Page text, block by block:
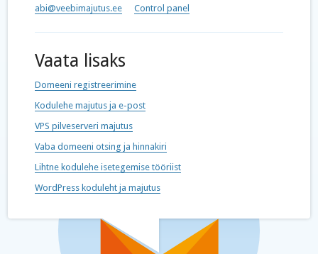
abi@veebimajutus.ee Control panel
Vaata lisaks
Domeeni registreerimine
Kodulehe majutus ja e-post
VPS pilveserveri majutus
Vaba domeeni otsing ja hinnakiri
Lihtne kodulehe isetegemise tööriist
WordPress koduleht ja majutus